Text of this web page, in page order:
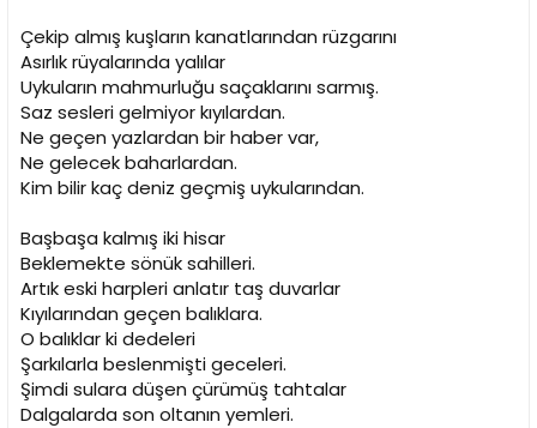
Çekip almış kuşların kanatlarından rüzgarını
Asırlık rüyalarında yalılar
Uykuların mahmurluğu saçaklarını sarmış.
Saz sesleri gelmiyor kıyılardan.
Ne geçen yazlardan bir haber var,
Ne gelecek baharlardan.
Kim bilir kaç deniz geçmiş uykularından.
Başbaşa kalmış iki hisar
Beklemekte sönük sahilleri.
Artık eski harpleri anlatır taş duvarlar
Kıyılarından geçen balıklara.
O balıklar ki dedeleri
Şarkılarla beslenmişti geceleri.
Şimdi sulara düşen çürümüş tahtalar
Dalgalarda son oltanın yemleri.